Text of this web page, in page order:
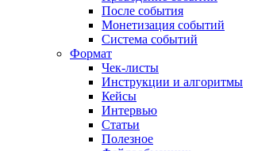
После события
Монетизация событий
Система событий
Формат
Чек-листы
Инструкции и алгоритмы
Кейсы
Интервью
Статьи
Полезное